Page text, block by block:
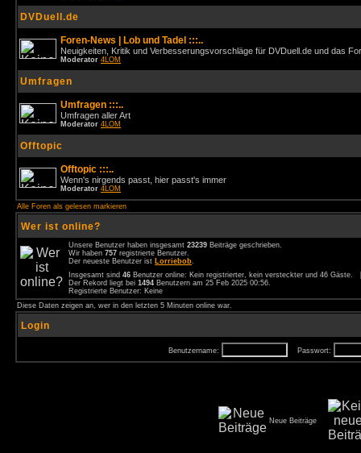
DVDuell.de
Foren-News | Lob und Tadel :::..
Neuigkeiten, Kritik und Verbesserungsvorschläge für DVDuell.de und das
Moderator 4LOM
Umfragen
Umfragen :::..
Umfragen aller Art
Moderator 4LOM
Offtopic
Offtopic :::..
Wenn's nirgends passt, hier passt's immer
Moderator 4LOM
Alle Foren als gelesen markieren
Wer ist online?
Unsere Benutzer haben insgesamt 23239 Beiträge geschrieben.
Wir haben 757 registrierte Benutzer.
Der neueste Benutzer ist Lorriebob.
Insgesamt sind 46 Benutzer online: Kein registrierter, kein versteckter und 46
Der Rekord liegt bei 1494 Benutzern am 25 Feb 2025 00:56.
Registrierte Benutzer: Keine
Diese Daten zeigen an, wer in den letzten 5 Minuten online war.
Login
Benutzername: Passwort:
Neue Beiträge